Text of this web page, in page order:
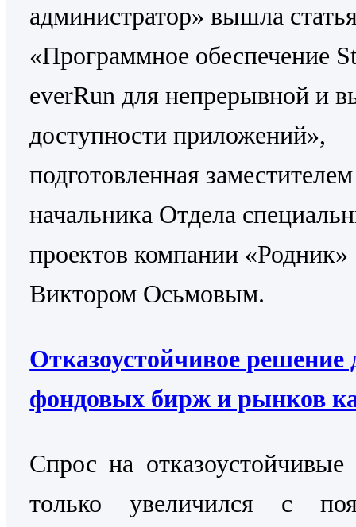
администратор» вышла
«Программное обеспечение
everRun для непрерывной и
доступности приложений»,
подготовленная заместителем
начальника Отдела
проектов компании «Родник»
Виктором Осьмовым.
Отказоустойчивое решение
фондовых бирж и рынков
Cпрос на
только увеличился с